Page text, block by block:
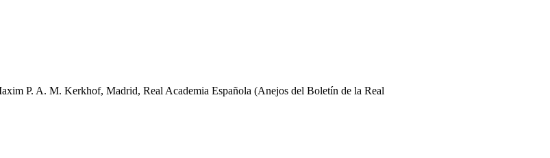
P. A. M. Kerkhof, Madrid, Real Academia Española (Anejos del Boletín de la Real